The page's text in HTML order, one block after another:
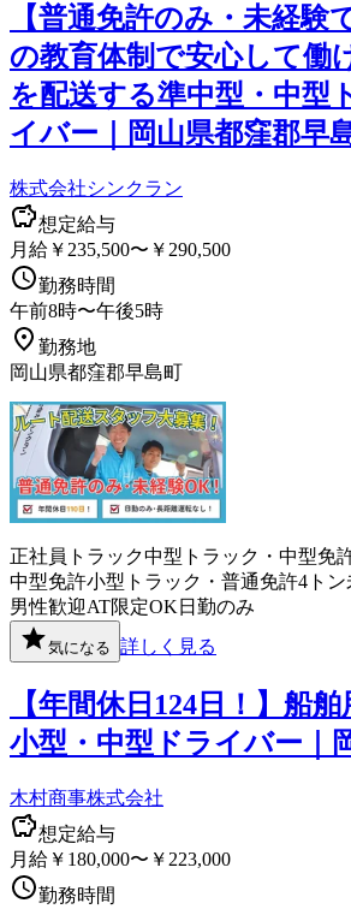
【普通免許のみ・未経験
の教育体制で安心して働
を配送する準中型・中型
イバー｜岡山県都窪郡早
株式会社シンクラン
想定給与
月給￥235,500〜￥290,500
勤務時間
午前8時〜午後5時
勤務地
岡山県都窪郡早島町
正社員 トラック中型トラック・中型免
中型免許小型トラック・普通免許4トン
男性歓迎AT限定OK 日勤のみ
気になる 詳しく見る
【年間休日124日！】船
小型・中型ドライバー｜
木村商事株式会社
想定給与
月給￥180,000〜￥223,000
勤務時間